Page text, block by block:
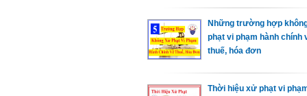
Những trường hợp
phạt vi phạm hành chính
thuế, hóa đơn
Thời hiệu xử phạt vi